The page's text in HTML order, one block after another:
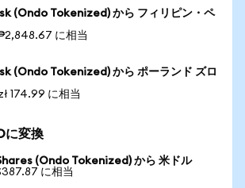
(Ondo Tokenized) から フィリピン・ペ
に相当
(Ondo Tokenized) から ポーランド ズロ
174.99 に相当
に変換
(Ondo Tokenized) から 米ドル
に相当